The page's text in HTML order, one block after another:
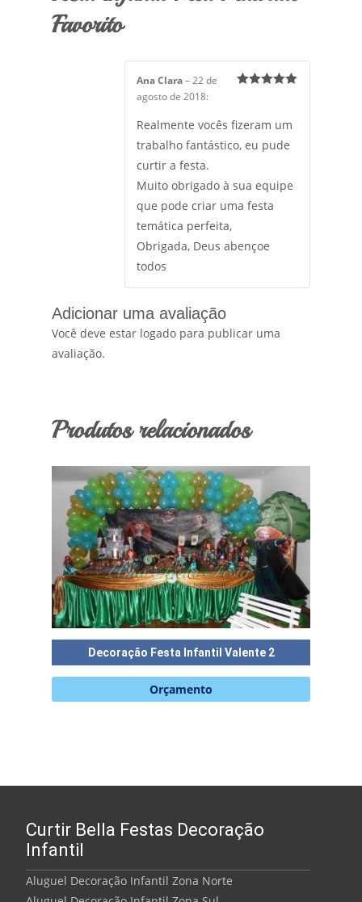
Favorito
Ana Clara – 22 de
agosto de 2018:
Realmente vocês fizeram um
trabalho fantástico, eu pude
curtir a festa.
Muito obrigado à sua equipe
que pode criar uma festa
temática perfeita,
Obrigada, Deus abençoe
todos
Adicionar uma avaliação
Você deve estar logado para publicar uma
avaliação.
Produtos relacionados
Decoração Festa Infantil Valente 2
Orçamento
Curtir Bella Festas Decoração
Infantil
Aluguel Decoração Infantil Zona Norte